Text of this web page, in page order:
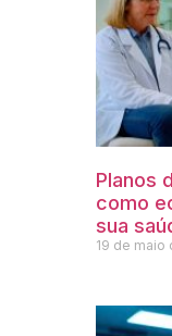
Planos
como
sua
19 de maio